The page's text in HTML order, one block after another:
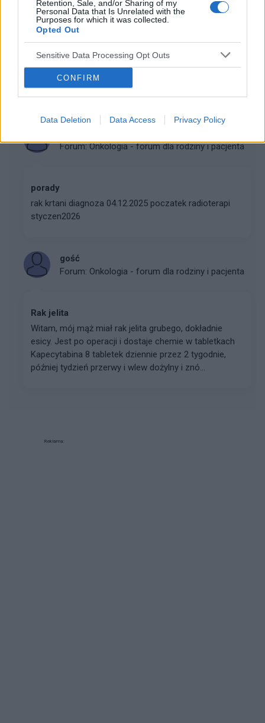
Retention, Sale, and/or Sharing of my
Personal Data that Is Unrelated with the
Purposes for which it was collected.
Opted Out
Sensitive Data Processing Opt Outs
CONFIRM
Data Deletion Data Access Privacy Policy
Guz ślinianki podżuchwowej
Mąż ma guza ślinianki podżuchwowej.na operację
czekamy już 3 miesiac.wynik biopsji nowotwór o
niepewnym charakterze IVB w systemie milano.prosze
o poradę.za 3 dni operacja a on odczuwa ból gardła
Forum:Onkologia - forum dla rodziny i pacjenta
porady
rak krtani diagnoza 04.12.2025 poczatek radioterapi
styczen2026
gość
Forum: Onkologia - forum dla rodziny i pacjenta
Rak jelita
Witam, mój mąż miał rak jelita grubego, dokładnie
esicy. Jest po operacji i dostaje chemie w tabletkach
Kapecytabina 8 tabletek dziennie przez 2 tygodnie,
później tydzień przerwy i wlew dożylny i znó...
Reklama: